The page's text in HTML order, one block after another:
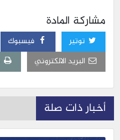
مشاركة المادة
توتير فيسبوك
البريد الالكتروني
أخبار ذات صلة